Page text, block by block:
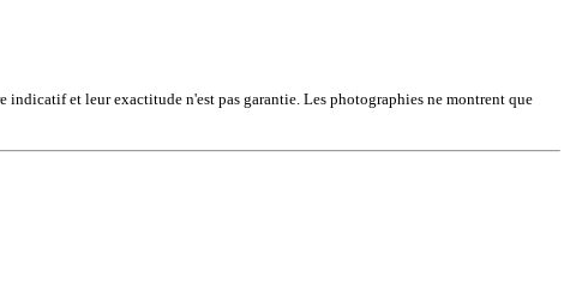
indicatif et leur exactitude n'est pas garantie. Les photographies ne montrent que